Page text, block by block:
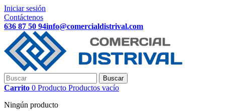
Iniciar sesión
Contáctenos
636 87 50 94info@comercialdistrival.com
Buscar
Carrito 0 Producto Productos vacío
Ningún producto